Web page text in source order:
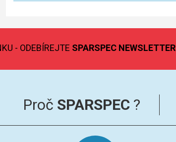
- ODEBÍREJTE SPARSPEC NEWSLETTER
Proč SPARSPEC ?